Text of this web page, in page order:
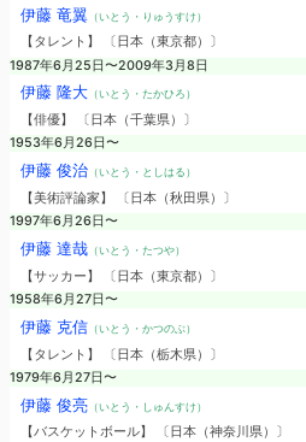
伊藤 竜翼 （いとう・りゅうすけ）
【タレント】 〔日本（東京都）〕
1987年6月25日〜2009年3月8日
伊藤 隆大（いとう・たかひろ）
【俳優】 〔日本（千葉県）〕
1953年6月26日〜
伊藤 俊治（いとう・としはる）
【美術評論家】 〔日本（秋田県）〕
1997年6月26日〜
伊藤 達哉（いとう・たつや）
【サッカー】 〔日本（東京都）〕
1958年6月27日〜
伊藤 克信（いとう・かつのぶ）
【タレント】 〔日本（栃木県）〕
1979年6月27日〜
伊藤 俊亮（いとう・しゅんすけ）
【バスケットボール】 〔日本（神奈川県）〕